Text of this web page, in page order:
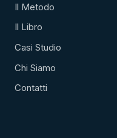
Il Metodo
Il Libro
Casi Studio
Chi Siamo
Contatti